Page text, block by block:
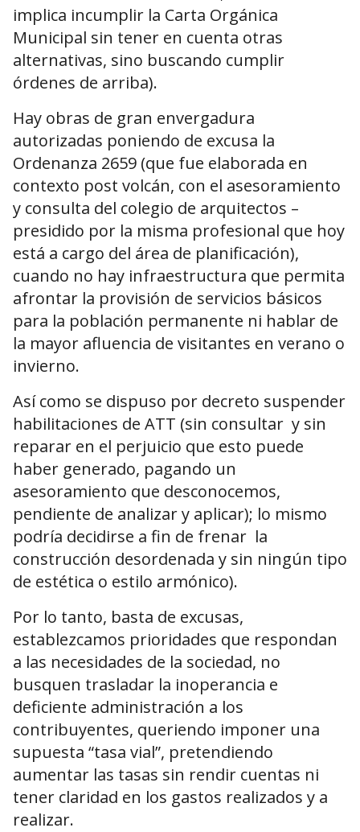
implica incumplir la Carta Orgánica
Municipal sin tener en cuenta otras
alternativas, sino buscando cumplir
órdenes de arriba).
Hay obras de gran envergadura
autorizadas poniendo de excusa la
Ordenanza 2659 (que fue elaborada en
contexto post volcán, con el asesoramiento
y consulta del colegio de arquitectos –
presidido por la misma profesional que hoy
está a cargo del área de planificación),
cuando no hay infraestructura que permita
afrontar la provisión de servicios básicos
para la población permanente ni hablar de
la mayor afluencia de visitantes en verano o
invierno.
Así como se dispuso por decreto suspender
habilitaciones de ATT (sin consultar y sin
reparar en el perjuicio que esto puede
haber generado, pagando un
asesoramiento que desconocemos,
pendiente de analizar y aplicar); lo mismo
podría decidirse a fin de frenar la
construcción desordenada y sin ningún tipo
de estética o estilo armónico).
Por lo tanto, basta de excusas,
establezcamos prioridades que respondan
a las necesidades de la sociedad, no
busquen trasladar la inoperancia e
deficiente administración a los
contribuyentes, queriendo imponer una
supuesta “tasa vial”, pretendiendo
aumentar las tasas sin rendir cuentas ni
tener claridad en los gastos realizados y a
realizar.